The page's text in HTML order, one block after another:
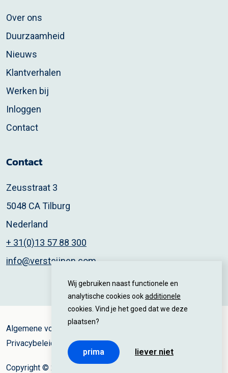
Wij gebruiken naast functionele en
analytische cookies ookadditionele
cookies. Vind je het goed dat we deze
plaatsen?
prima liever niet
Over ons
Duurzaamheid
Nieuws
Klantverhalen
Werken bij
Inloggen
Contact
Contact
Zeusstraat 3
5048 CA Tilburg
Nederland
+ 31(0)13 57 88 300
info@versteijnen.com
Copyright © 2025 Versteijnen Logistics All rights reserved.
Algemene voorwaarden
Privacybeleid